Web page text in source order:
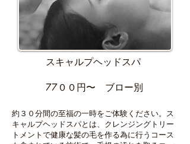
スキャルプヘッドスパ
77００円〜 ブロー別
約３０分間の至福の一時をご体験ください。ス
キャルプヘッドスパとは、クレンジングトリー
トメントで健康な髪の毛を作る為に行うコース